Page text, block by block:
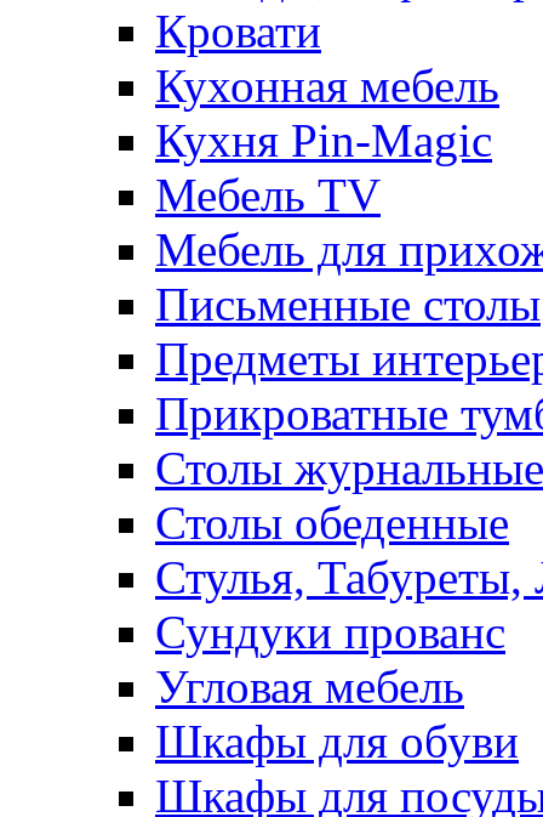
Кровати
Кухонная мебель
Кухня Pin-Magic
Мебель TV
Мебель для
Письменные столы
Предметы
Прикроватные
Столы журнальные
Столы обеденные
Стулья, Табуреты,
Сундуки прованс
Угловая мебель
Шкафы для обуви
Шкафы для